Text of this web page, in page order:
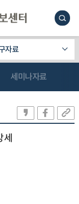
자료
세미나자료
세